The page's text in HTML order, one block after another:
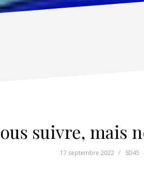
suivre, mais
17 septembre 2022 SD45